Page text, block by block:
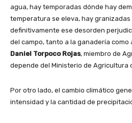
agua, hay temporadas dónde hay
temperatura se eleva, hay
definitivamente ese desorden
del campo, tanto a la ganadería como
Daniel Torpoco Rojas, miembro de
depende del Ministerio de Agricultura
Por otro lado, el cambio climático
intensidad y la cantidad de